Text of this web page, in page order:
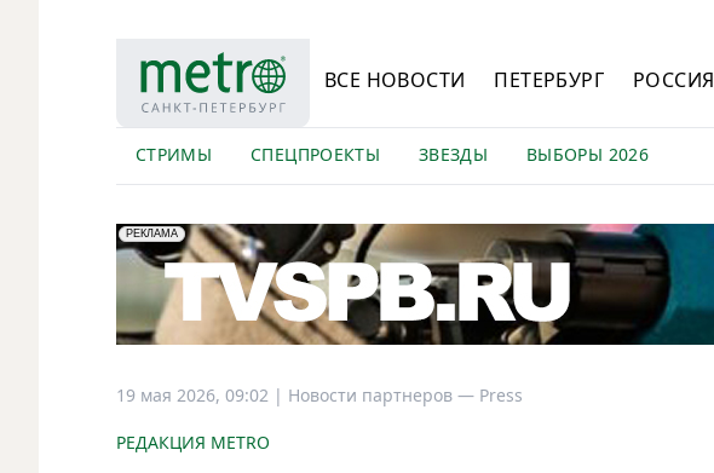
ВСЕ НОВОСТИ ПЕТЕРБУРГ РОССИЯ
СТРИМЫ СПЕЦПРОЕКТЫ ЗВЕЗДЫ ВЫБОРЫ 2026
erid: LdtCK5Efv
РЕКЛАМА
АО "ГАТР", ИНН: 7841320717
19 мая 2026, 09:02 | Новости партнеров — Press
РЕДАКЦИЯ METRO